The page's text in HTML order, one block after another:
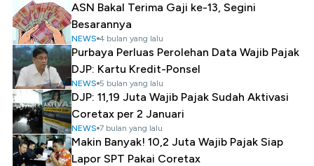
ASN Bakal Terima Gaji ke-13, Segini
Besarannya
NEWS 4 bulan yang lalu
Purbaya Perluas Perolehan Data Wajib Pajak
DJP: Kartu Kredit-Ponsel
NEWS 5 bulan yang lalu
DJP: 11,19 Juta Wajib Pajak Sudah Aktivasi
Coretax per 2 Januari
NEWS 7 bulan yang lalu
Makin Banyak! 10,2 Juta Wajib Pajak Siap
Lapor SPT Pakai Coretax